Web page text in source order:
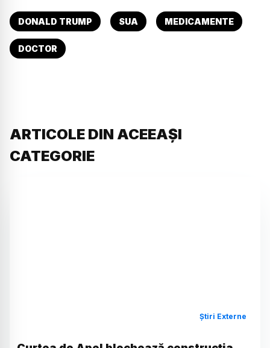
DONALD TRUMP SUA MEDICAMENTE
DOCTOR
ARTICOLE DIN ACEEAȘI
CATEGORIE
Știri Externe